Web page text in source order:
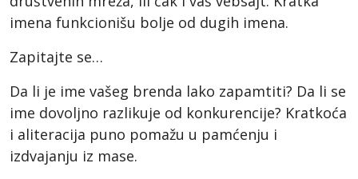
imena funkcionišu bolje od dugih imena.
Zapitajte se…
Da li je ime vašeg brenda lako zapamtiti? Da li se
ime dovoljno razlikuje od konkurencije? Kratkoća
i aliteracija puno pomažu u pamćenju i
izdvajanju iz mase.